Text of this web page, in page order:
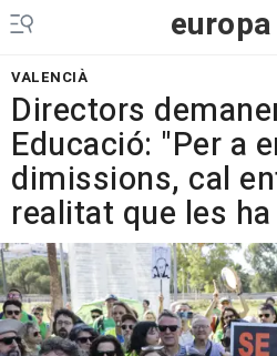
europa
VALENCIÀ
Directors
Educació: "Per a
dimissions, cal
realitat que les